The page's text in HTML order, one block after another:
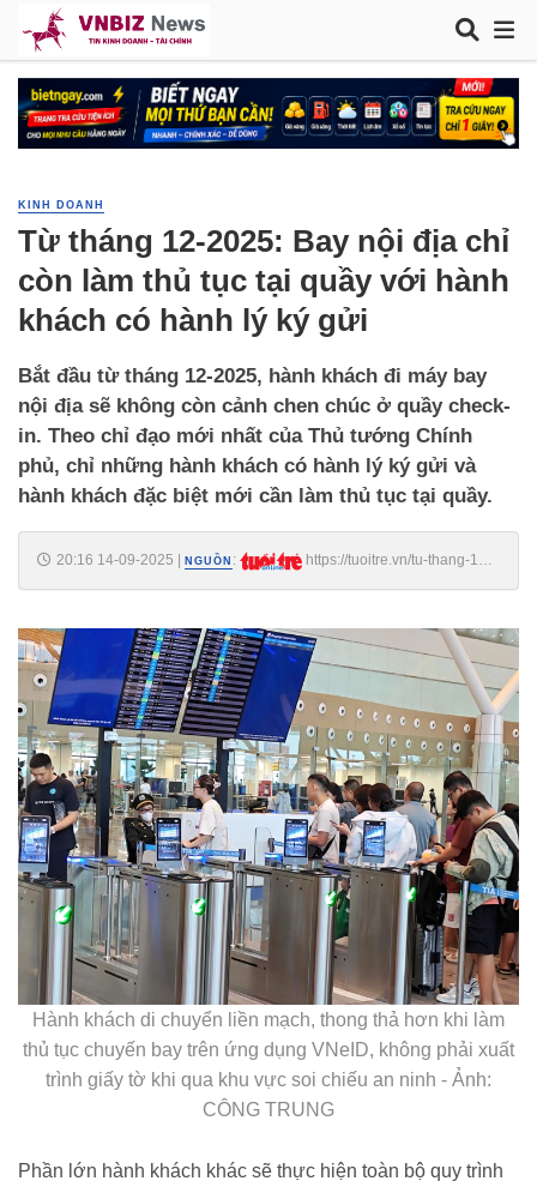
KINH DOANH
Từ tháng 12-2025: Bay nội địa chỉ
còn làm thủ tục tại quầy với hành
khách có hành lý ký gửi
Bắt đầu từ tháng 12-2025, hành khách đi máy bay
nội địa sẽ không còn cảnh chen chúc ở quầy check-
in. Theo chỉ đạo mới nhất của Thủ tướng Chính
phủ, chỉ những hành khách có hành lý ký gửi và
hành khách đặc biệt mới cần làm thủ tục tại quầy.
20:16 14-09-2025 NGUỒN :
https://tuoitre.vn/tu-thang-12-
Hành khách di chuyển liền mạch, thong thả hơn khi làm
thủ tục chuyến bay trên ứng dụng VNeID, không phải xuất
trình giấy tờ khi qua khu vực soi chiếu an ninh - Ảnh:
CÔNG TRUNG
Phần lớn hành khách khác sẽ thực hiện toàn bộ quy trình